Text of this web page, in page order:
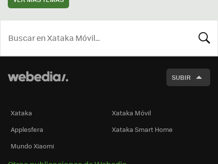
SUBIR
Xataka
Xataka Móvil
Applesfera
Xataka Smart Home
Mundo Xiaomi